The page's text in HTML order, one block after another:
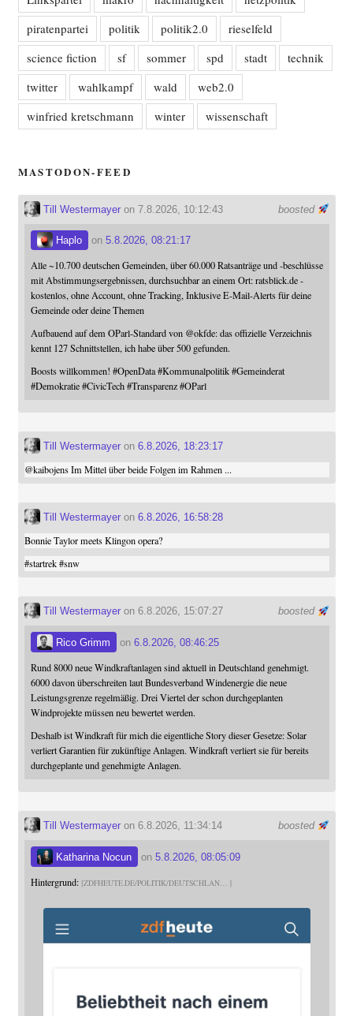
piratenpartei
politik politik2.0
rieselfeld
science fiction
sf sommer spd stadt
technik
twitter
wahlkampf wald
web2.0
winfried kretschmann
winter wissenschaft
MASTODON-FEED
boosted
Till Westermayeron 7.8.2026, 10:12:43
Haplo on 5.8.2026, 08:21:17
Alle ~10.700 deutschen Gemeinden, über 60.000 Ratsanträge und -beschlüsse
mit Abstimmungsergebnissen, durchsuchbar an einem Ort: ratsblick.de -
kostenlos, ohne Account, ohne Tracking, Inklusive E-Mail-Alerts für deine
Gemeinde oder deine Themen
Aufbauend auf dem OParl-Standard von @okfde: das offizielle Verzeichnis
kennt 127 Schnittstellen, ich habe über 500 gefunden.
Boosts willkommen! #OpenData #Kommunalpolitik #Gemeinderat
#Demokratie #CivicTech #Transparenz #OParl
Till Westermayeron 6.8.2026, 18:23:17
@kaibojensIm Mittel über beide Folgen im Rahmen ...
Till Westermayeron 6.8.2026, 16:58:28
Bonnie Taylor meets Klingon opera?
#startrek #snw
boosted
Till Westermayeron 6.8.2026, 15:07:27
Rico Grimm on 6.8.2026, 08:46:25
Rund 8000 neue Windkraftanlagen sind aktuell in Deutschland genehmigt.
6000 davon überschreiten laut Bundesverband Windenergie die neue
Leistungsgrenze regelmäßig. Drei Viertel der schon durchgeplanten
Windprojekte müssen neu bewertet werden.
Deshalb ist Windkraft für mich die eigentliche Story dieser Gesetze: Solar
verliert Garantien für zukünftige Anlagen. Windkraft verliert sie für bereits
durchgeplante und genehmigte Anlagen.
boosted
Till Westermayeron 6.8.2026, 11:34:14
Katharina Nocun on 5.8.2026, 08:05:09
Hintergrund: ZDFHEUTE.DE/POLITIK/DEUTSCHLAN